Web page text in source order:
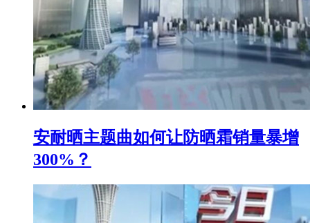
安耐晒主题曲如何让防晒霜销量暴增
300%？